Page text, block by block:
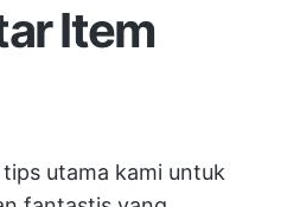
Item
utama kami untuk